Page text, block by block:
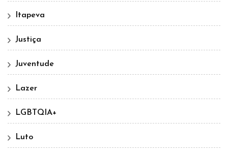
Itapeva
Justiça
Juventude
Lazer
LGBTQIA+
Luto